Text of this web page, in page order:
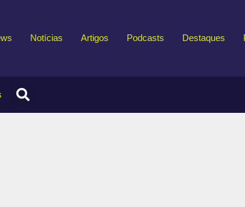
Notícias Artigos Podcasts Destaques